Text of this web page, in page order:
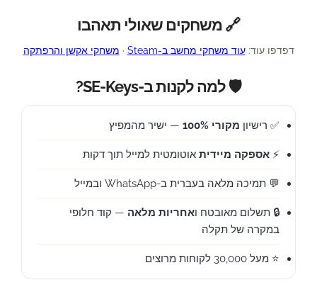
🔗 משחקים שאולי תאהבו
דפדפו עוד:עוד משחקי מחשב ב-Steam · משחקי אקשן והרפתקה
🛡️ למה לקנות ב-SE-Keys?
✅ רישיון מקורי 100% — ישיר מהמפיץ
⚡ אספקה מיידית אוטומטית למייל תוך דקות
💬 תמיכה מלאה בעברית ב-WhatsApp ובמייל
🔒 תשלום מאובטח ואחריות מלאה — קוד חלופי
במקרה של תקלה
⭐ מעל 30,000 לקוחות מרוצים